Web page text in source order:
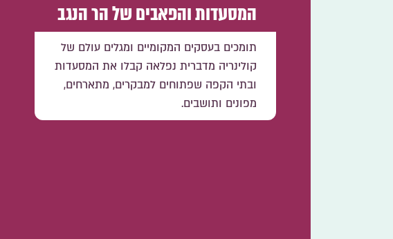
המסעדות והפאבים של הר הנגב
תומכים בעסקים המקומיים ומגלים עולם של
קולינריה מדברית נפלאה קבלו את המסעדות
ובתי הקפה שפתוחים למבקרים, מתארחים,
מפונים ותושבים.